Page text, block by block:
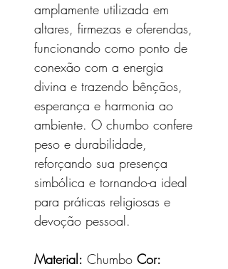
amplamente utilizada em
altares, firmezas e oferendas,
funcionando como ponto de
conexão com a energia
divina e trazendo bênçãos,
esperança e harmonia ao
ambiente. O chumbo confere
peso e durabilidade,
reforçando sua presença
simbólica e tornando-a ideal
para práticas religiosas e
devoção pessoal.
Material: Chumbo Cor: